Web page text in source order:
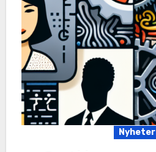
Nyheter